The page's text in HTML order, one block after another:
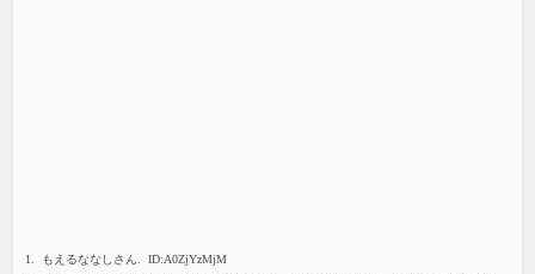
1. もえるななしさん. ID:A0ZjYzMjM